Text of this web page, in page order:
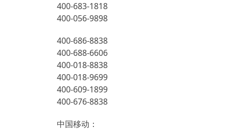
400-683-1818
400-056-9898
400-686-8838
400-688-6606
400-018-8838
400-018-9699
400-609-1899
400-676-8838
中国移动：